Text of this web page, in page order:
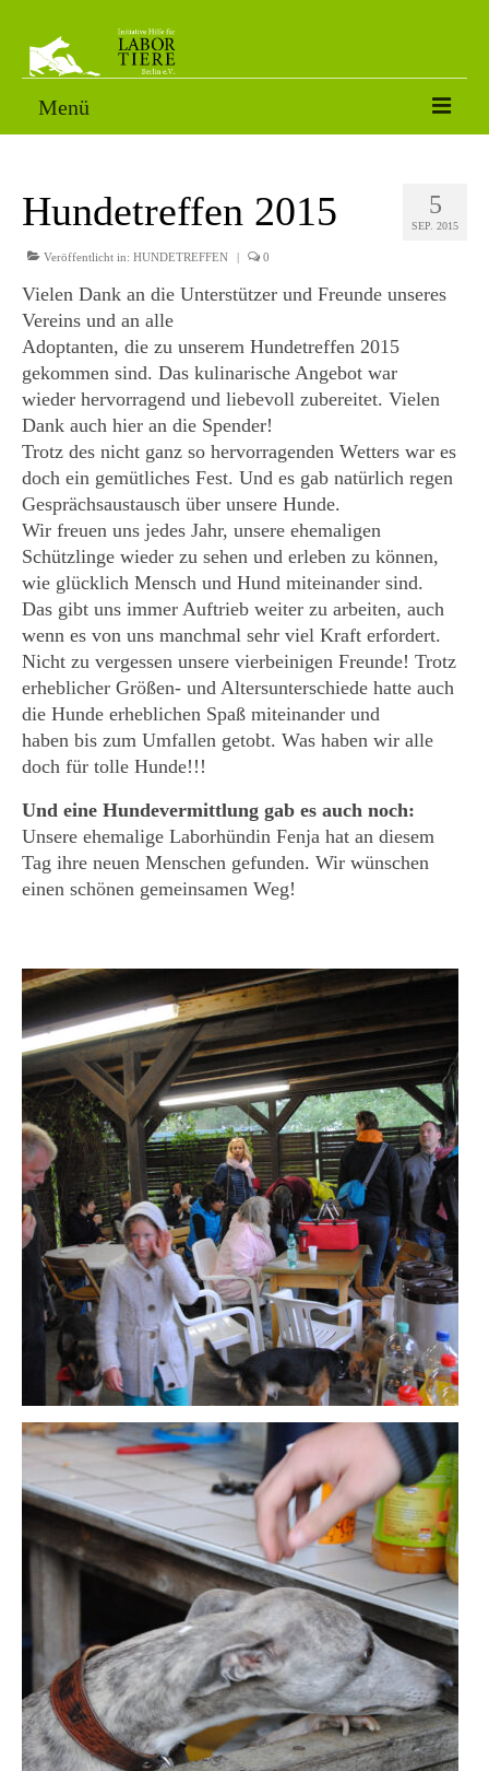
Menü
SORGENFÄLLE
PATENSCHAFT
AKTUELLES
FOTOS
NACH DEM LABOR
ÜBER UNS
HELFEN
KONTAKT
5
SEP. 2015
Hundetreffen 2015
Veröffentlicht in: HUNDETREFFEN | 0
Vielen Dank an die Unterstützer und Freunde unseres
Vereins und an alle
Adoptanten, die zu unserem Hundetreffen 2015
gekommen sind. Das kulinarische Angebot war
wieder hervorragend und liebevoll zubereitet. Vielen
Dank auch hier an die Spender!
Trotz des nicht ganz so hervorragenden Wetters war es
doch ein gemütliches Fest. Und es gab natürlich regen
Gesprächsaustausch über unsere Hunde.
Wir freuen uns jedes Jahr, unsere ehemaligen
Schützlinge wieder zu sehen und erleben zu können,
wie glücklich Mensch und Hund miteinander sind.
Das gibt uns immer Auftrieb weiter zu arbeiten, auch
wenn es von uns manchmal sehr viel Kraft erfordert.
Nicht zu vergessen unsere vierbeinigen Freunde! Trotz
erheblicher Größen- und Altersunterschiede hatte auch
die Hunde erheblichen Spaß miteinander und
haben bis zum Umfallen getobt. Was haben wir alle
doch für tolle Hunde!!!
Und eine Hundevermittlung gab es auch noch:
Unsere ehemalige Laborhündin Fenja hat an diesem
Tag ihre neuen Menschen gefunden. Wir wünschen
einen schönen gemeinsamen Weg!